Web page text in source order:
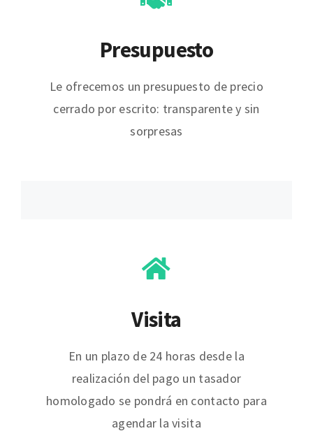
Presupuesto
Le ofrecemos un presupuesto de precio
cerrado por escrito: transparente y sin
sorpresas
Visita
En un plazo de 24 horas desde la
realización del pago un tasador
homologado se pondrá en contacto para
agendar la visita